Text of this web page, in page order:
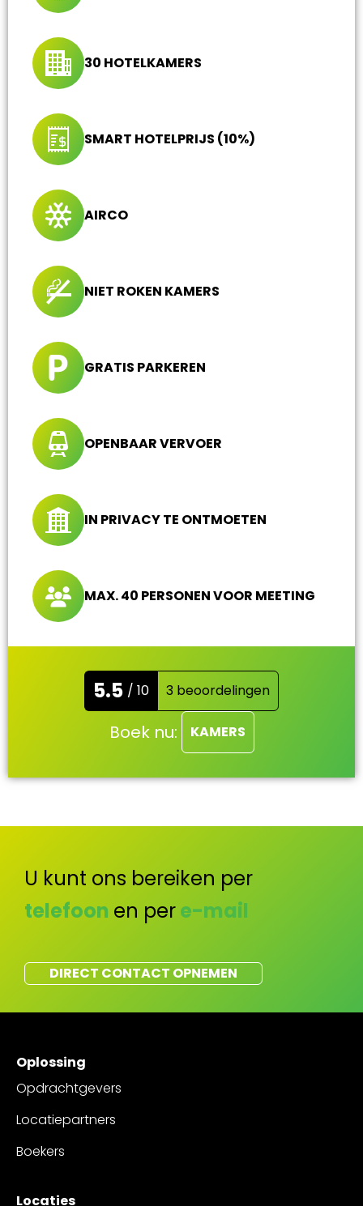
30 HOTELKAMERS
SMART HOTELPRIJS (10%)
AIRCO
NIET ROKEN KAMERS
GRATIS PARKEREN
OPENBAAR VERVOER
IN PRIVACY TE ONTMOETEN
MAX. 40 PERSONEN VOOR MEETING
5.5 / 10 3 beoordelingen
Boek nu: KAMERS
U kunt ons bereiken per
telefoon en pere-mail
DIRECT CONTACT OPNEMEN
Oplossing
Opdrachtgevers
Locatiepartners
Boekers
Locaties